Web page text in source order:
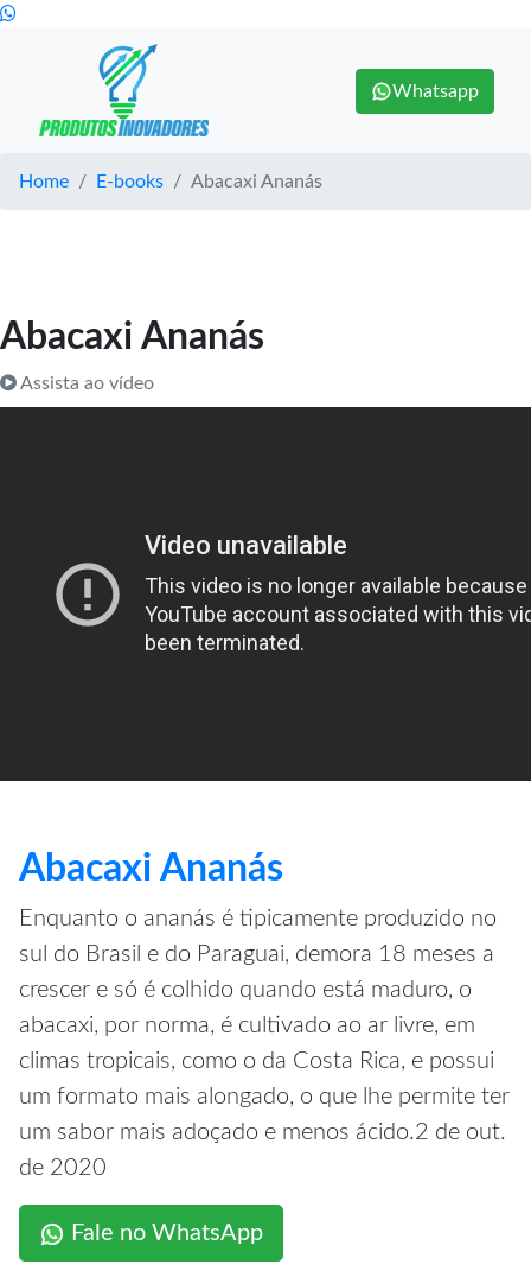
Whatsapp
Home E-books Abacaxi Ananás
Abacaxi Ananás
Assista ao vídeo
Abacaxi Ananás
Enquanto o ananás é tipicamente produzido no
sul do Brasil e do Paraguai, demora 18 meses a
crescer e só é colhido quando está maduro, o
abacaxi, por norma, é cultivado ao ar livre, em
climas tropicais, como o da Costa Rica, e possui
um formato mais alongado, o que lhe permite ter
um sabor mais adoçado e menos ácido.2 de out.
de 2020
Fale no WhatsApp